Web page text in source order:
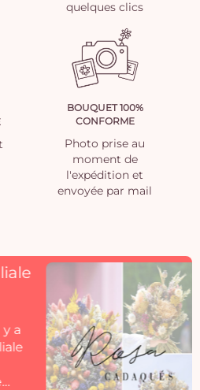
quelques clics
BOUQUET 100%
CONFORME
Photo prise au
moment de
l'expédition et
envoyée par mail
Découvrez
Rosacadaques
Découvrez la collection
de fleurs séchées
Aquarelle by
Rosacadaques.